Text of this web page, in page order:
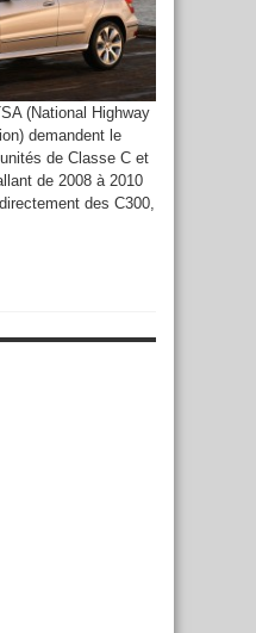
(National Highway
demandent le
de Classe C et
de 2008 à 2010
des C300,